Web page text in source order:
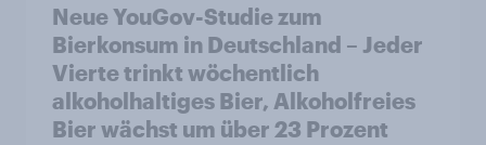
Neue YouGov-Studie zum
Bierkonsum in Deutschland – Jeder
Vierte trinkt wöchentlich
alkoholhaltiges Bier, Alkoholfreies
Bier wächst um über 23 Prozent